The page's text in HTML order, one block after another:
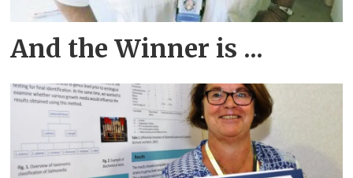
And the Winner is ...